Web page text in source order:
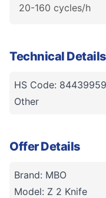
20-160 cycles/h
Technical Details
HS Code:
Other
Offer Details
Brand: MBO
Model: Z 2 Knife